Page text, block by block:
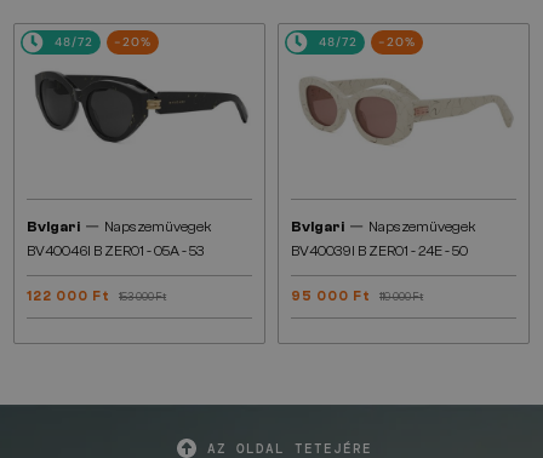
48/72 -20%
Bvlgari — Napszemüvegek
BV40046I B ZERO1 - 05A - 53
122 000 Ft 153 000 Ft
48/72 -20%
Bvlgari — Napszemüvegek
BV40039I B ZERO1 - 24E - 50
95 000 Ft 119 000 Ft
AZ OLDAL TETEJÉRE